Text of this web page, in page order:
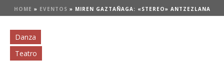
HOME » EVENTOS » MIREN GAZTAÑAGA: «STEREO» ANTZEZLANA
Danza
Teatro